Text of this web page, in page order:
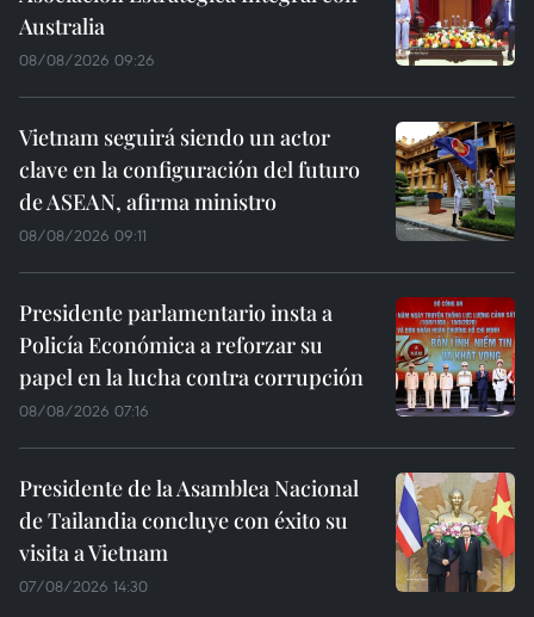
Australia
08/08/2026 09:26
Vietnam seguirá siendo un actor
clave en la configuración del futuro
de ASEAN, afirma ministro
08/08/2026 09:11
Presidente parlamentario insta a
Policía Económica a reforzar su
papel en la lucha contra corrupción
08/08/2026 07:16
Presidente de la Asamblea Nacional
de Tailandia concluye con éxito su
visita a Vietnam
07/08/2026 14:30